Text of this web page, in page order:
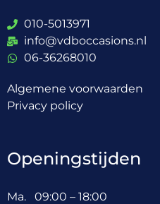
010-5013971
info@vdboccasions.nl
06-36268010
Algemene voorwaarden
Privacy policy
Openingstijden
Ma. 09:00 – 18:00